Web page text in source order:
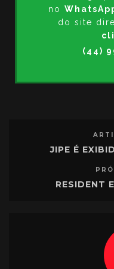
no
do site
(44)
JIPE É
RESIDENT